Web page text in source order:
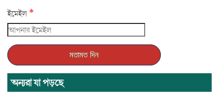
ইমেইল *
অন্যরা যা পড়ছে